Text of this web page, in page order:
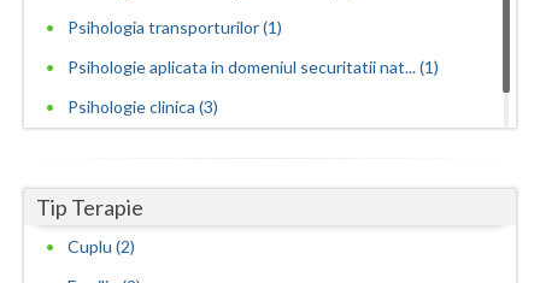
(2)
Dezvoltare personala pentru adulti (2)
Dezvoltare personala pentru copii (1)
Educatie parentala pentru parinti sau alte pers... (1)
Psihologia transporturilor (1)
Psihologie aplicata in domeniul securitatii nat... (1)
Psihologie clinica (3)
Tip Terapie
Cuplu (2)